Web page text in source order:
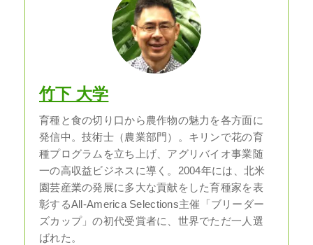
竹下 大学
育種と食の切り口から農作物の魅力を各方面に
発信中。技術士（農業部門）。キリンで花の育
種プログラムを立ち上げ、アグリバイオ事業随
一の高収益ビジネスに導く。2004年には、北米
園芸産業の発展に多大な貢献をした育種家を表
彰するAll-America Selections主催「ブリーダー
ズカップ」の初代受賞者に、世界でただ一人選
ばれた。